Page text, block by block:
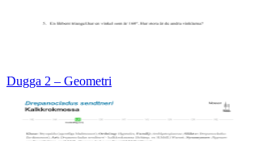
Dugga 2 – Geometri